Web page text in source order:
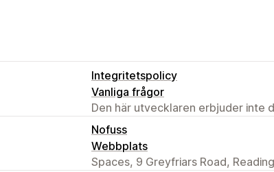
Integritetspolicy
Vanliga frågor
Den här utvecklaren erbjuder inte
Nofuss
Webbplats
Spaces, 9 Greyfriars Road,